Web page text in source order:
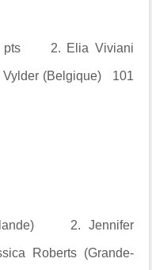
pts 2. Elia Viviani
(Belgique) 101
2. Jennifer
Roberts (Grande-